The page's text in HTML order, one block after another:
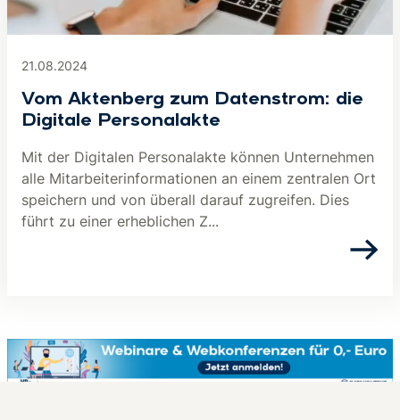
21.08.2024
Vom Aktenberg zum Datenstrom: die
Digitale Personalakte
Mit der Digitalen Personalakte können Unternehmen
alle Mitarbeiterinformationen an einem zentralen Ort
speichern und von überall darauf zugreifen. Dies
führt zu einer erheblichen Z...